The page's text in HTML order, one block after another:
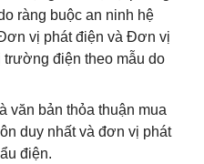
ràng buộc an ninh hệ
vị phát điện và Đơn vị
trường điện theo mẫu do
văn bản thỏa thuận mua
duy nhất và đơn vị phát
điện.